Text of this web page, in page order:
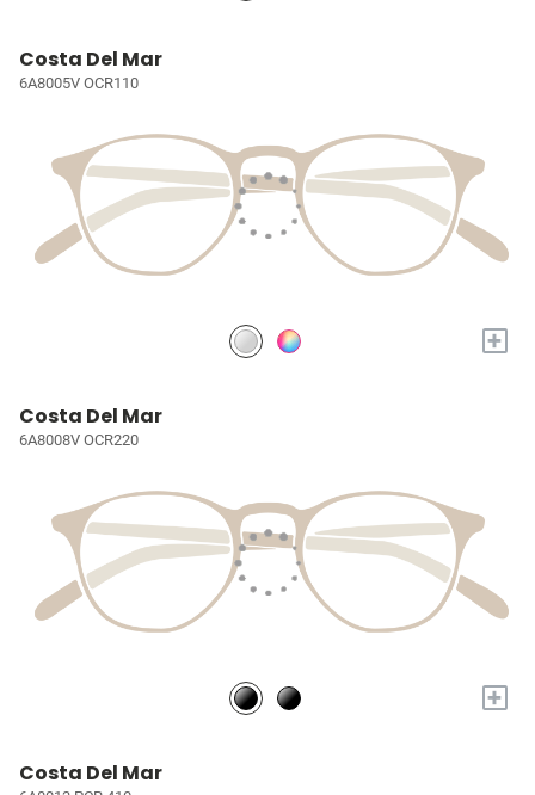
Costa Del Mar
6A8005V OCR110
+
Costa Del Mar
6A8008V OCR220
+
Costa Del Mar